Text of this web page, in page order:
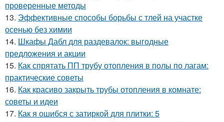
проверенные методы
13. Эффективные способы борьбы с тлей на участке
осенью без химии
14. Шкафы Дабл для раздевалок: выгодные
предложения и акции
15. Как спрятать ПП трубу отопления в полы по лагам:
практические советы
16. Как красиво закрыть трубы отопления в комнате:
советы и идеи
17. Как я ошибся с затиркой для плитки: 5